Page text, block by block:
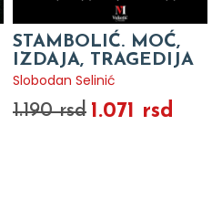
STAMBOLIĆ. MOĆ,
IZDAJA, TRAGEDIJA
Slobodan Selinić
1.190 rsd 1.071 rsd